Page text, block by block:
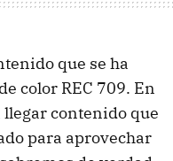
que se ha
color REC 709. En
contenido que
para aprovechar